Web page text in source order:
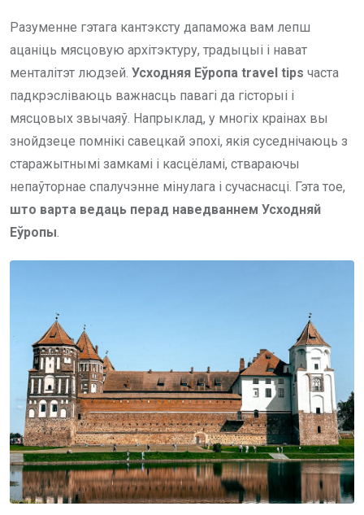
Разуменне гэтага кантэксту дапаможа вам лепш
ацаніць мясцовую архітэктуру, традыцыі і нават
менталітэт людзей. Усходняя Еўропа travel tips часта
падкрэсліваюць важнасць павагі да гісторыі і
мясцовых звычаяў. Напрыклад, у многіх краінах вы
знойдзеце помнікі савецкай эпохі, якія суседнічаюць з
старажытнымі замкамі і касцёламі, ствараючы
непаўторнае спалучэнне мінулага і сучаснасці. Гэта тое,
што варта ведаць перад наведваннем Усходняй
Еўропы.